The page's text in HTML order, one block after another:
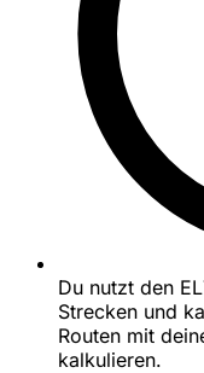
Du nutzt den
Strecken und
Routen mit
kalkulieren.